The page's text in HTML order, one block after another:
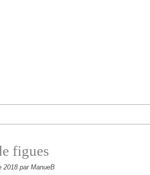
figues
2018 par ManueB